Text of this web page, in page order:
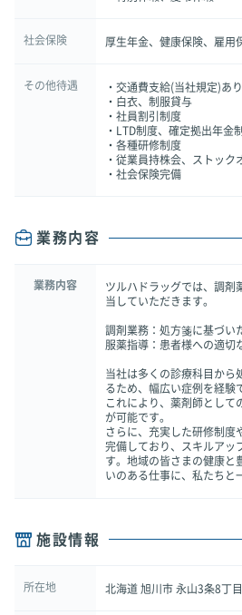
社会保険 厚生年金、健康保険、雇用
その他待遇
・交通費支給(当社規定)あり
・白衣、制服貸与
・社員割引制度
・LTD制度、確定拠出年金
・各種研修制度
・従業員持株会、ストック
・社会保険完備
業務内容
業務内容
ツルハドラッグでは、調剤
当していただきます。
調剤業務：処方箋に基づい
服薬指導：患者様への適切
当社は多くの診療科目から
るため、幅広い症例を経験
これにより、薬剤師として
が可能です。
さらに、充実した研修制度
完備しており、スキルアッ
す。地域の皆さまの健康と
いのある仕事に、私たちと
施設情報
所在地 北海道 旭川市 永山3条8丁